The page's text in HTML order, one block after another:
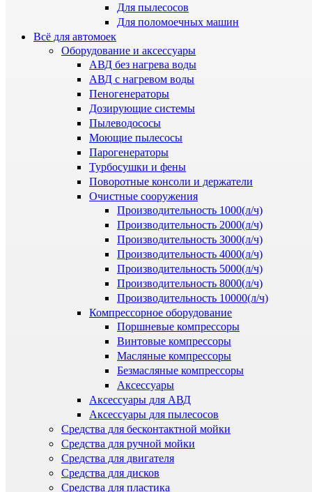
Для пылесосов
Для поломоечных машин
Всё для автомоек
Оборудование и аксессуары
АВД без нагрева воды
АВД с нагревом воды
Пеногенераторы
Дозирующие системы
Пылеводососы
Моющие пылесосы
Парогенераторы
Турбосушки и фены
Поворотные консоли и держатели
Очистные сооружения
Производительность 1000(л/ч)
Производительность 2000(л/ч)
Производительность 3000(л/ч)
Производительность 4000(л/ч)
Производительность 5000(л/ч)
Производительность 8000(л/ч)
Производительность 10000(л/ч)
Компрессорное оборудование
Поршневые компрессоры
Винтовые компрессоры
Масляные компрессоры
Безмасляные компрессоры
Аксессуары
Аксессуары для АВД
Аксессуары для пылесосов
Средства для бесконтактной мойки
Средства для ручной мойки
Средства для двигателя
Средства для дисков
Средства для пластика